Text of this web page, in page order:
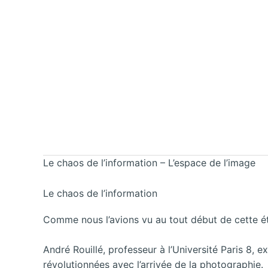
Le chaos de l’information – L’espace de l’image
Le chaos de l’information
Comme nous l’avions vu au tout début de cette
André Rouillé, professeur à l’Université Paris 8,
révolutionnées avec l’arrivée de la photographie.